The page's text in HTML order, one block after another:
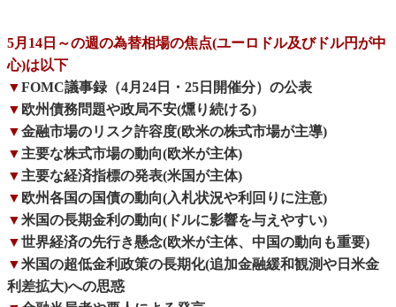
5月14日～の週の為替相場の焦点(ユーロドル及びドル円が中
心)は以下
▼FOMC議事録（4月24日・25日開催分）の公表
▼ 欧州債務問題や政局不安(燻り続ける)
▼金融市場のリスク許容度(欧米の株式市場が主導)
▼主要な株式市場の動向(欧米が主体)
▼主要な経済指標の発表(米国が主体)
▼ 欧州各国の国債の動向(入札状況や利回りに注意)
▼米国の長期金利の動向(ドルに影響を与えやすい)
▼世界経済の先行き懸念(欧米が主体、中国の動向も重要)
▼米国の超低金利政策の長期化(追加金融緩和観測や日米金
利差拡大)への思惑